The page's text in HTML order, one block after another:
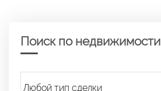
Поиск по недвижимости